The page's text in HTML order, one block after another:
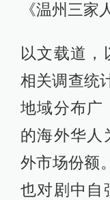
《温州三家
以文载道
相关调查统
地域分布广
的海外华人
外市场份额
也对剧中自